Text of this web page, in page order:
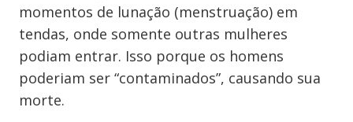
momentos de lunação (menstruação) em
tendas, onde somente outras mulheres
podiam entrar. Isso porque os homens
poderiam ser “contaminados”, causando sua
morte.